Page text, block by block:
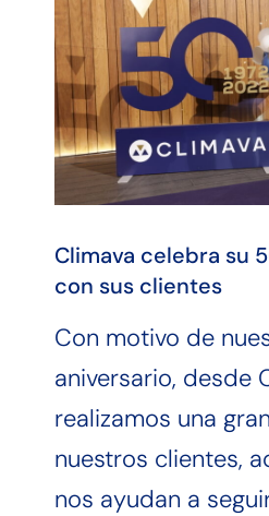
Climava celebra su
con sus clientes
Con motivo de
aniversario, desde
realizamos una
nuestros clientes,
nos ayudan a